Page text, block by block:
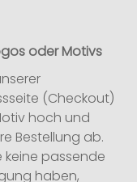
oder Motivs
(Checkout)
hoch und
Bestellung ab.
keine passende
haben,